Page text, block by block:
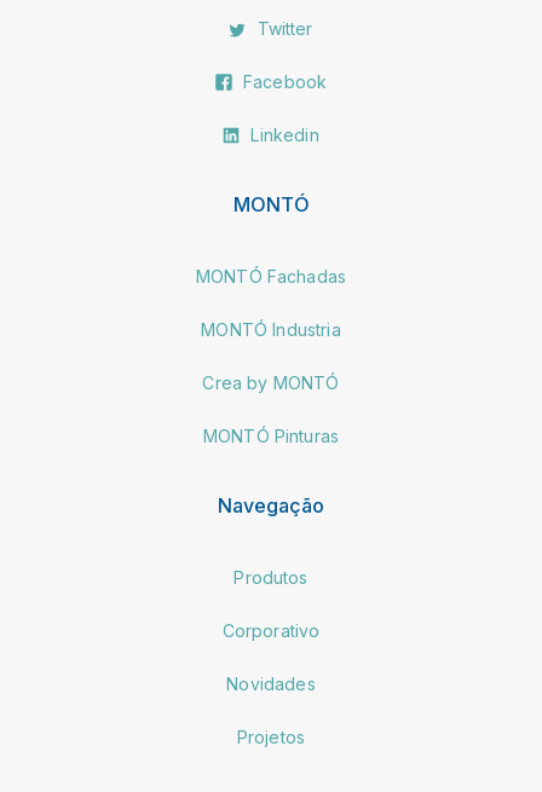
Twitter
Facebook
Linkedin
MONTÓ
MONTÓ Fachadas
MONTÓ Industria
Crea by MONTÓ
MONTÓ Pinturas
Navegação
Produtos
Corporativo
Novidades
Projetos